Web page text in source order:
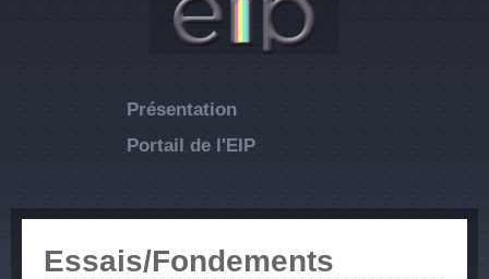
Présentation
Portail de l'EIP
Essais/Fondements